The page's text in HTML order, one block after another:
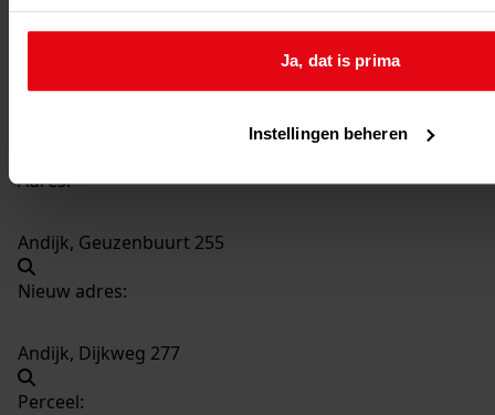
Ja, dat is prima
Instellingen beheren
1980
Bouw van een bedrijfsruimte
Adres:
Andijk, Geuzenbuurt 255
Nieuw adres:
Andijk, Dijkweg 277
Perceel: